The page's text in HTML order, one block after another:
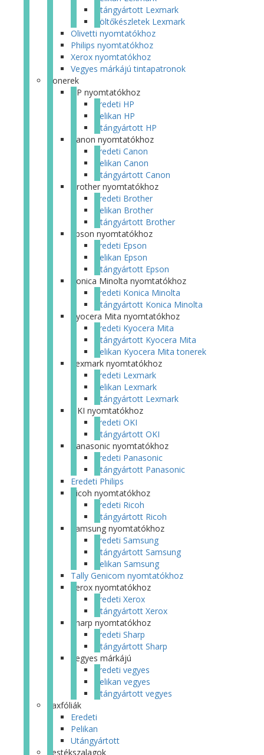
Utángyártott Lexmark
Töltőkészletek Lexmark
Olivetti nyomtatókhoz
Philips nyomtatókhoz
Xerox nyomtatókhoz
Vegyes márkájú tintapatronok
Tonerek
HP nyomtatókhoz
Eredeti HP
Pelikan HP
Utángyártott HP
Canon nyomtatókhoz
Eredeti Canon
Pelikan Canon
Utángyártott Canon
Brother nyomtatókhoz
Eredeti Brother
Pelikan Brother
Utángyártott Brother
Epson nyomtatókhoz
Eredeti Epson
Pelikan Epson
Utángyártott Epson
Konica Minolta nyomtatókhoz
Eredeti Konica Minolta
Utángyártott Konica Minolta
Kyocera Mita nyomtatókhoz
Eredeti Kyocera Mita
Utángyártott Kyocera Mita
Pelikan Kyocera Mita tonerek
Lexmark nyomtatókhoz
Eredeti Lexmark
Pelikan Lexmark
Utángyártott Lexmark
OKI nyomtatókhoz
Eredeti OKI
Utángyártott OKI
Panasonic nyomtatókhoz
Eredeti Panasonic
Utángyártott Panasonic
Eredeti Philips
Ricoh nyomtatókhoz
Eredeti Ricoh
Utángyártott Ricoh
Samsung nyomtatókhoz
Eredeti Samsung
Utángyártott Samsung
Pelikan Samsung
Tally Genicom nyomtatókhoz
Xerox nyomtatókhoz
Eredeti Xerox
Utángyártott Xerox
Sharp nyomtatókhoz
Eredeti Sharp
Utángyártott Sharp
Vegyes márkájú
Eredeti vegyes
Pelikan vegyes
Utángyártott vegyes
Faxfóliák
Eredeti
Pelikan
Utángyártott
Festékszalagok